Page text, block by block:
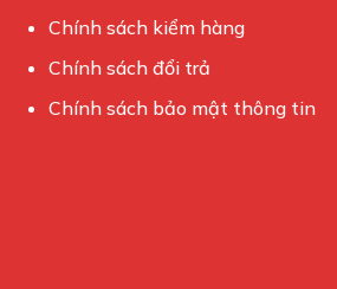
Chính sách kiểm hàng
Chính sách đổi trả
Chính sách bảo mật thông tin